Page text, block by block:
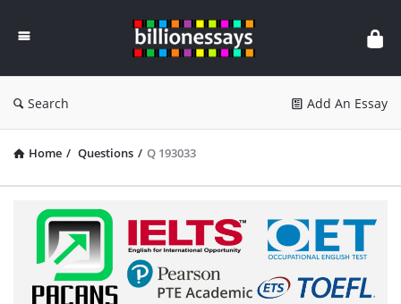
Essays
Search Add An Essay
Home / Questions / Q 193033